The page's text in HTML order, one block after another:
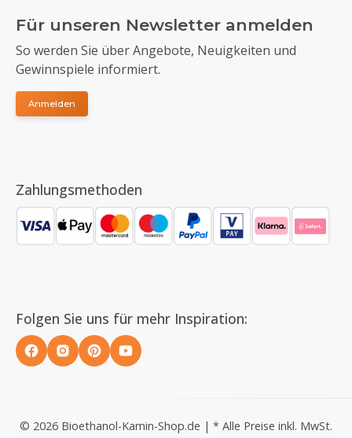
Für unseren Newsletter anmelden
So werden Sie über Angebote, Neuigkeiten und
Gewinnspiele informiert.
Anmelden
Zahlungsmethoden
Folgen Sie uns für mehr Inspiration:
© 2026 Bioethanol-Kamin-Shop.de | * Alle Preise inkl. MwSt.